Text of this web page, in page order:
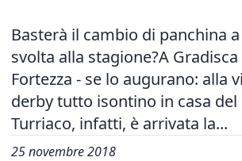
Basterà il cambio di panchina
svolta alla stagione?A
Fortezza - se lo augurano: alla
derby tutto isontino in casa del
Turriaco, infatti, è arrivata la...
25 novembre 2018